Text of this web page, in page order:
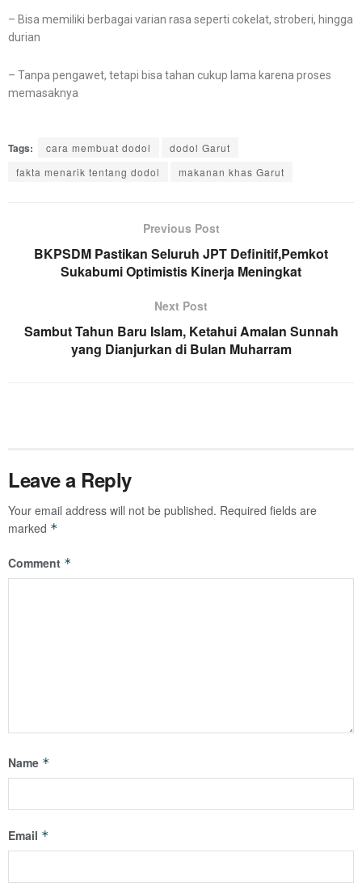
– Bisa memiliki berbagai varian rasa seperti cokelat, stroberi, hingga
durian
– Tanpa pengawet, tetapi bisa tahan cukup lama karena proses
memasaknya
Tags: cara membuat dodol
dodol Garut
fakta menarik tentang dodol
makanan khas Garut
Previous Post
BKPSDM Pastikan Seluruh JPT Definitif,Pemkot
Sukabumi Optimistis Kinerja Meningkat
Next Post
Sambut Tahun Baru Islam, Ketahui Amalan Sunnah
yang Dianjurkan di Bulan Muharram
Leave a Reply
Your email address will not be published. Required fields are
marked *
Comment *
Name *
Email *